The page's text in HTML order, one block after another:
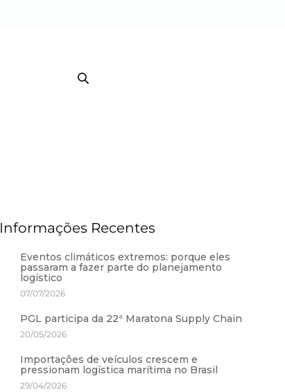
Informações Recentes
Eventos climáticos extremos: porque eles
passaram a fazer parte do planejamento
logístico
07/07/2026
PGL participa da 22ª Maratona Supply Chain
20/05/2026
Importações de veículos crescem e
pressionam logística marítima no Brasil
29/04/2026